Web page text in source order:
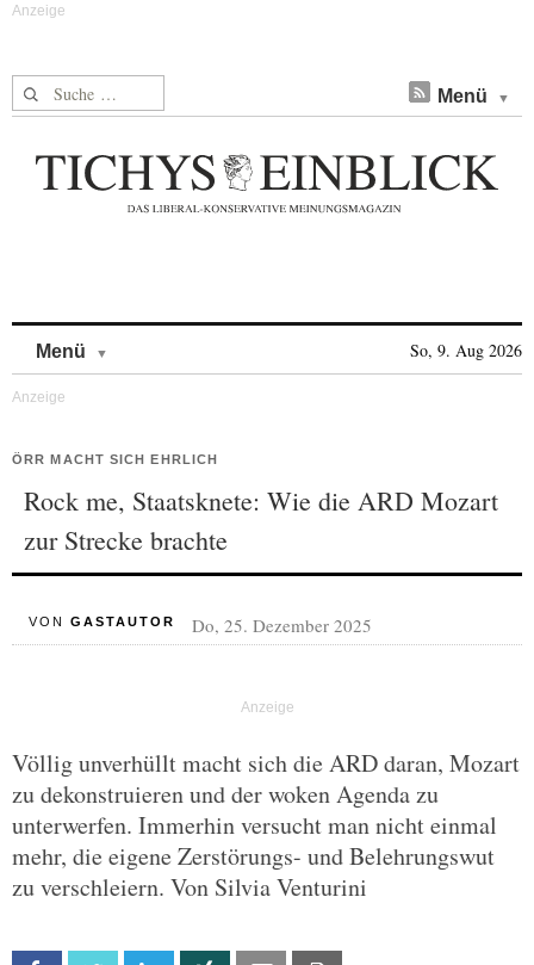
Suche nach: Menü
Menü So, 9. Aug 2026
ÖRR MACHT SICH EHRLICH
Rock me, Staatsknete: Wie die ARD Mozart
zur Strecke brachte
VON GASTAUTOR Do, 25. Dezember 2025
Völlig unverhüllt macht sich die ARD daran, Mozart
zu dekonstruieren und der woken Agenda zu
unterwerfen. Immerhin versucht man nicht einmal
mehr, die eigene Zerstörungs- und Belehrungswut
zu verschleiern. Von Silvia Venturini